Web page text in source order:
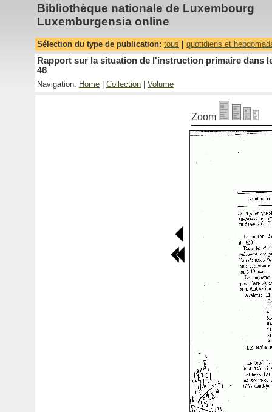
Bibliothèque nationale de Luxembourg
Luxemburgensia online
Sélection du type de publication: tous quotidiens et
Rapport sur la situation de l'instruction primaire dans
46
Navigation: Home Collection Volume
Zoom